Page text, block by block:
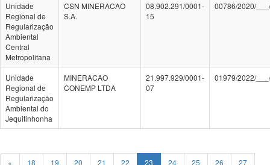
Unidade
Regional de
Regularização
Ambiental
Central
Metropolitana
CSN MINERACAO
S.A.
08.902.291/0001-
15
00786/2020/
Unidade
Regional de
Regularização
Ambiental do
Jequitinhonha
MINERACAO
CONEMP LTDA
21.997.929/0001-
07
01979/2022/
« 18 19 20 21 22 23 24 25 26 27